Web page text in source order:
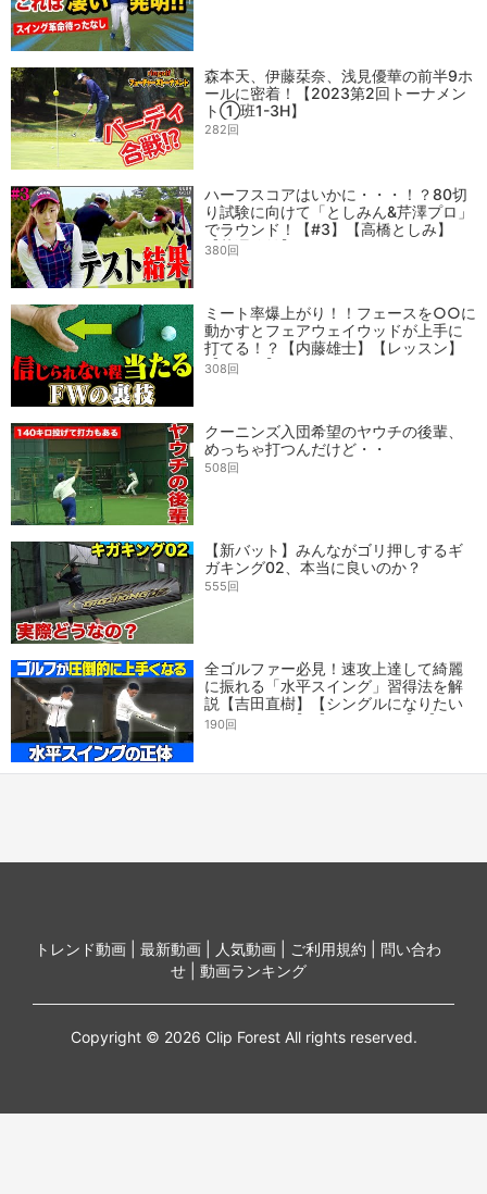
森本天、伊藤栞奈、浅見優華の前半9ホ
ールに密着！【2023第2回トーナメン
ト①班1-3H】
282回
ハーフスコアはいかに・・・！？80切
り試験に向けて「としみん&芹澤プロ」
でラウンド！【#3】【高橋としみ】
【芹澤信雄】
380回
ミート率爆上がり！！フェースを○○に
動かすとフェアウェイウッドが上手に
打てる！？【内藤雄士】【レッスン】
【かえで】
308回
クーニンズ入団希望のヤウチの後輩、
めっちゃ打つんだけど・・
508回
【新バット】みんながゴリ押しするギ
ガキング02、本当に良いのか？
555回
全ゴルファー必見！速攻上達して綺麗
に振れる「水平スイング」習得法を解
説【吉田直樹】【シングルになりたい
アナウンサー】【LPスイング】【かえ
190回
トレンド動画 | 最新動画 | 人気動画 | ご利用規約 | 問い合わ
せ | 動画ランキング
Copyright © 2026 Clip Forest All rights reserved.